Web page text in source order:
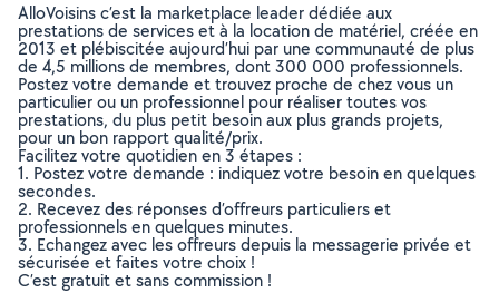
AlloVoisins c’est la marketplace leader dédiée aux
prestations de services et à la location de matériel, créée en
2013 et plébiscitée aujourd’hui par une communauté de plus
de 4,5 millions de membres, dont 300 000 professionnels.
Postez votre demande et trouvez proche de chez vous un
particulier ou un professionnel pour réaliser toutes vos
prestations, du plus petit besoin aux plus grands projets,
pour un bon rapport qualité/prix.
Facilitez votre quotidien en 3 étapes :
1. Postez votre demande : indiquez votre besoin en quelques
secondes.
2. Recevez des réponses d’offreurs particuliers et
professionnels en quelques minutes.
3. Echangez avec les offreurs depuis la messagerie privée et
sécurisée et faites votre choix !
C’est gratuit et sans commission !